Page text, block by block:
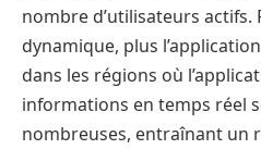
nombre d’utilisateurs
dynamique, plus
dans les régions où
informations en temps réel
nombreuses, entraînant un